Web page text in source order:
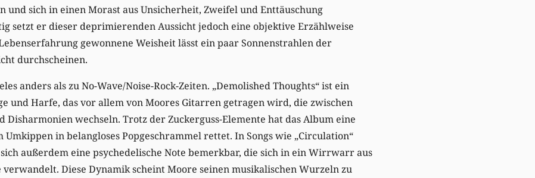
und sich in einen Morast aus Unsicherheit, Zweifel und Enttäuschung
setzt er dieser deprimierenden Aussicht jedoch eine objektive Erzählweise
gewonnene Weisheit lässt ein paar Sonnenstrahlen der
durchscheinen.
anders als zu No-Wave/Noise-Rock-Zeiten. „Demolished Thoughts“ ist ein
und Harfe, das vor allem von Moores Gitarren getragen wird, die zwischen
Disharmonien wechseln. Trotz der Zuckerguss-Elemente hat das Album eine
Umkippen in belangloses Popgeschrammel rettet. In Songs wie „Circulation“
außerdem eine psychedelische Note bemerkbar, die sich in ein Wirrwarr aus
Diese Dynamik scheint Moore seinen musikalischen Wurzeln zu